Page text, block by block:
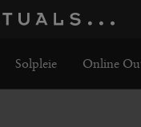
Solpleie Online